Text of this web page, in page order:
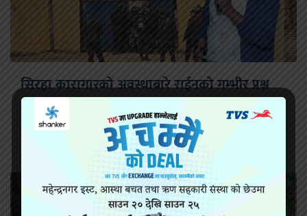
सिरहा कारागारको अवस्थाबारे राईनको गम्भीर प्रश्न